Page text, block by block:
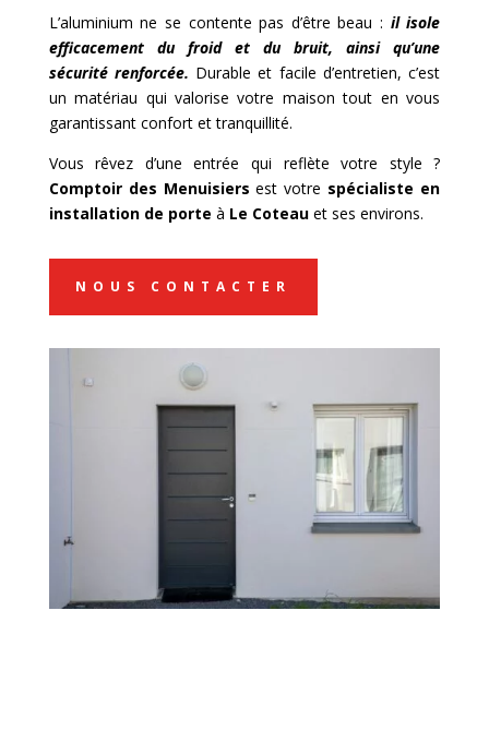
L’aluminium ne se contente pas d’être beau : il isole
efficacement du froid et du bruit, ainsi qu’une
sécurité renforcée. Durable et facile d’entretien, c’est
un matériau qui valorise votre maison tout en vous
garantissant confort et tranquillité.
Vous rêvez d’une entrée qui reflète votre style ?
Comptoir des Menuisiers est votre spécialiste en
installation de porte à Le Coteauet ses environs.
NOUS CONTACTER